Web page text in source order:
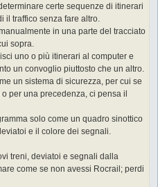
certe sequenze di itinerari
il traffico senza fare altro.
in una parte del tracciato
sopra.
uno o più itinerari al computer e
un convoglio piuttosto che un altro.
un sistema di sicurezza, per cui se
per una precedenza, ci pensa il
solo come un quadro sinottico
e il colore dei segnali.
treni, deviatoi e segnali dalla
come se non avessi Rocrail; perdi